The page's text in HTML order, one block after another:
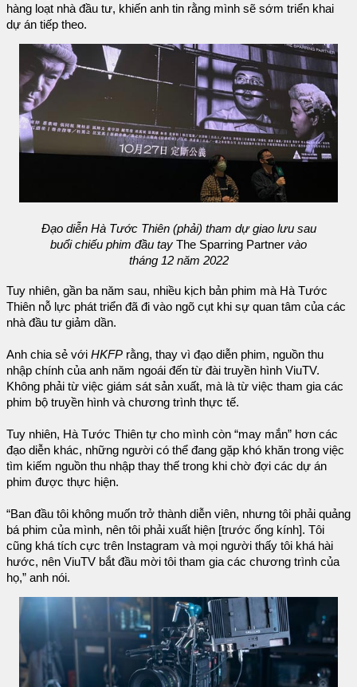
hàng loạt nhà đầu tư, khiến anh tin rằng mình sẽ sớm triển khai
dự án tiếp theo.
Đạo diễn Hà Tước Thiên (phải) tham dự giao lưu sau
buổi chiếu phim đầu tay The Sparring Partner vào
tháng 12 năm 2022
Tuy nhiên, gần ba năm sau, nhiều kịch bản phim mà Hà Tước
Thiên nỗ lực phát triển đã đi vào ngõ cụt khi sự quan tâm của các
nhà đầu tư giảm dần.
Anh chia sẻ với HKFP rằng, thay vì đạo diễn phim, nguồn thu
nhập chính của anh năm ngoái đến từ đài truyền hình ViuTV.
Không phải từ việc giám sát sản xuất, mà là từ việc tham gia các
phim bộ truyền hình và chương trình thực tế.
Tuy nhiên, Hà Tước Thiên tự cho mình còn “may mắn” hơn các
đạo diễn khác, những người có thể đang gặp khó khăn trong việc
tìm kiếm nguồn thu nhập thay thế trong khi chờ đợi các dự án
phim được thực hiện.
“Ban đầu tôi không muốn trở thành diễn viên, nhưng tôi phải quảng
bá phim của mình, nên tôi phải xuất hiện [trước ống kính]. Tôi
cũng khá tích cực trên Instagram và mọi người thấy tôi khá hài
hước, nên ViuTV bắt đầu mời tôi tham gia các chương trình của
họ,” anh nói.